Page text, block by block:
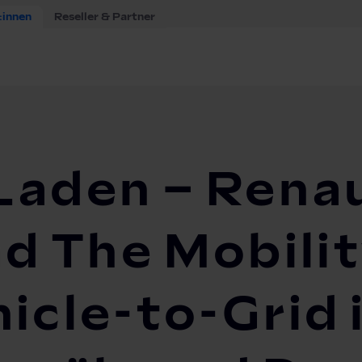
Reseller & Partner
–
The
to-Grid